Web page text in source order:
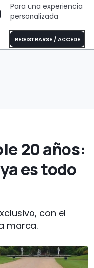
Para una experiencia
personalizada
REGISTRARSE / ACCEDE
20 años:
es todo
con el
marca.